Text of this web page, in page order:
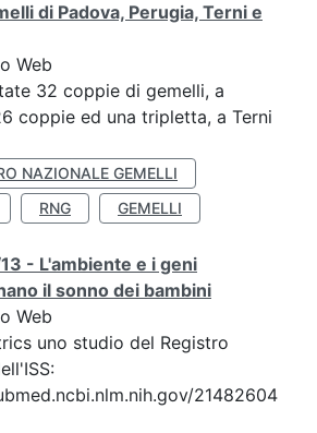
di Padova, Perugia, Terni e
Web
32 coppie di gemelli, a
coppie ed una tripletta, a Terni
NAZIONALE GEMELLI
RNG GEMELLI
- L'ambiente e i geni
il sonno dei bambini
Web
uno studio del Registro
21482604